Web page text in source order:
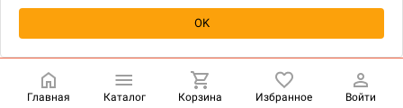
Главная Каталог Корзина Избранное Войти
OK